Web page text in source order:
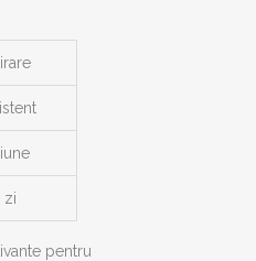
zi
pentru